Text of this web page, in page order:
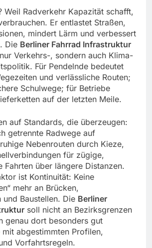
Weil Radverkehr Kapazität schafft,
Er entlastet Straßen,
mindert Lärm und verbessert
Die Berliner Fahrrad Infrastruktur
Verkehrs-, sondern auch Klima-
Für Pendelnde bedeutet
und verlässliche Routen;
Schulwege; für Betriebe
auf der letzten Meile.
auf Standards, die überzeugen:
getrennte Radwege auf
Nebenrouten durch Kieze,
für zügige,
Fahrten über längere Distanzen.
ist Kontinuität: Keine
mehr an Brücken,
und Baustellen. Die Berliner
soll nicht an Bezirksgrenzen
genau dort besonders gut
abgestimmten Profilen,
Vorfahrtsregeln.